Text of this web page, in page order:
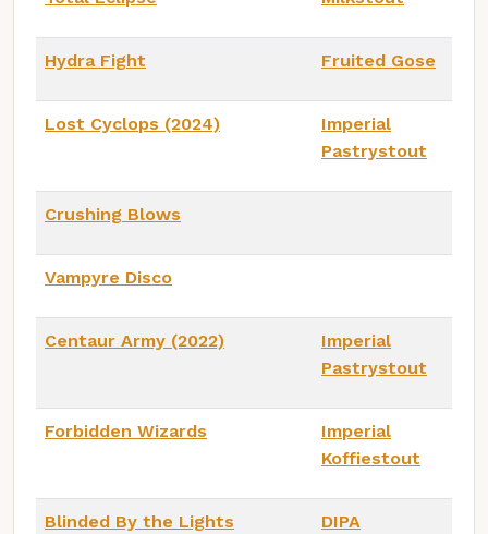
Hydra Fight Fruited Gose
Lost Cyclops (2024)
Imperial
Pastrystout
Crushing Blows
Vampyre Disco
Centaur Army (2022)
Imperial
Pastrystout
Forbidden Wizards
Imperial
Koffiestout
Blinded By the Lights DIPA